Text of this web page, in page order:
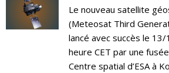
Le nouveau satellite
(Meteosat Third
lancé avec succès le
heure CET par une
Centre spatial d’ESA à